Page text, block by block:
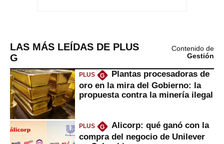
LAS MÁS LEÍDAS DE PLUS
G
Contenido de
Gestión
PLUS G
Plantas procesadoras de
oro en la mira del Gobierno: la
propuesta contra la minería ilegal
PLUS G
Alicorp: qué ganó con la
compra del negocio de Unilever